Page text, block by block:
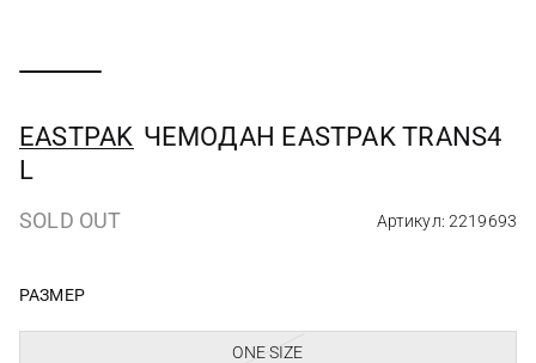
EASTPAK ЧЕМОДАН EASTPAK TRANS4
L
SOLD OUT Артикул: 2219693
РАЗМЕР
ONE SIZE